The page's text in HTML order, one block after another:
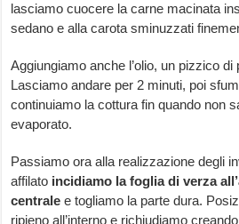
lasciamo cuocere la carne macinata
sedano e alla carota sminuzzati
Aggiungiamo anche l’olio, un pizzico di
Lasciamo andare per 2 minuti, poi
continuiamo la cottura fin quando non
evaporato.
Passiamo ora alla realizzazione degli
affilato incidiamo la foglia di verza
centrale e togliamo la parte dura.
ripieno all’interno e richiudiamo